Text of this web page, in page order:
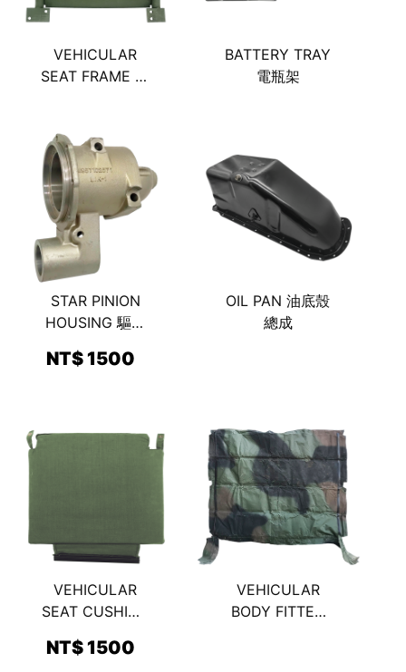
VEHICULAR
SEAT FRAME 前
BATTERY TRAY
電瓶架
STAR PINION
HOUSING 驅動
NT$ 1500
OIL PAN 油底殼
總成
VEHICULAR
SEAT CUSHION
NT$ 1500
VEHICULAR
BODY FITTED